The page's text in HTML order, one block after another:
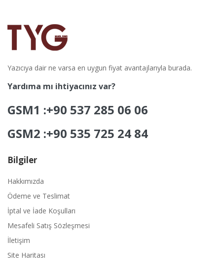
Yazıcıya dair ne varsa en uygun fiyat avantajlarıyla burada.
Yardıma mı ihtiyacınız var?
GSM1 :+90 537 285 06 06
GSM2 :+90 535 725 24 84
Bilgiler
Hakkımızda
Ödeme ve Teslimat
İptal ve İade Koşulları
Mesafeli Satış Sözleşmesi
İletişim
Site Haritası